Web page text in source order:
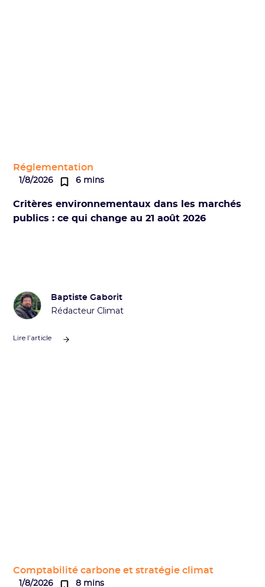
Réglementation
1/8/2026 6 mins
Critères environnementaux dans les marchés
publics : ce qui change au 21 août 2026
Baptiste Gaborit
Rédacteur Climat
Lire l’article
Comptabilité carbone et stratégie climat
1/8/2026 8 mins